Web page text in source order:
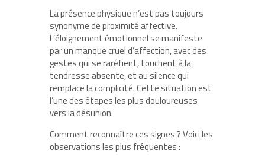
La présence physique n’est pas toujours
synonyme de proximité affective.
L’éloignement émotionnel se manifeste
par un manque cruel d’affection, avec des
gestes qui se raréfient, touchent à la
tendresse absente, et au silence qui
remplace la complicité. Cette situation est
l’une des étapes les plus douloureuses
vers la désunion.
Comment reconnaître ces signes ? Voici les
observations les plus fréquentes :